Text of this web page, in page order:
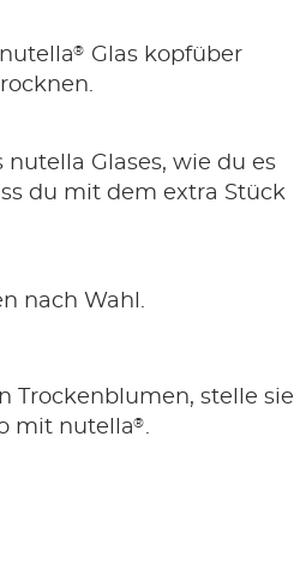
®
Glas kopfüber
Glases, wie du es
du mit dem extra Stück
nach Wahl.
Trockenblumen, stelle sie
mit nutella®.